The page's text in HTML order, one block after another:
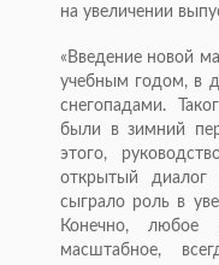
на увеличении
«Введение новой
учебным годом, в
снегопадами.
были в зимний
этого,
открытый диалог
сыграло роль в
Конечно, любое
масштабное,